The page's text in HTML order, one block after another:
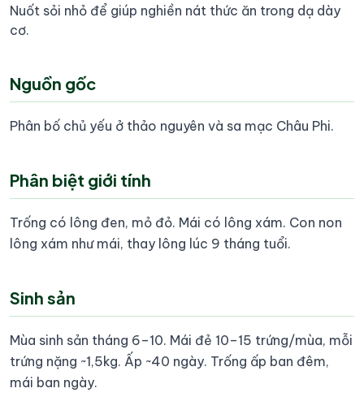
Nuốt sỏi nhỏ để giúp nghiền nát thức ăn trong dạ dày
cơ.
Nguồn gốc
Phân bố chủ yếu ở thảo nguyên và sa mạc Châu Phi.
Phân biệt giới tính
Trống có lông đen, mỏ đỏ. Mái có lông xám. Con non
lông xám như mái, thay lông lúc 9 tháng tuổi.
Sinh sản
Mùa sinh sản tháng 6–10. Mái đẻ 10–15 trứng/mùa, mỗi
trứng nặng ~1,5kg. Ấp ~40 ngày. Trống ấp ban đêm,
mái ban ngày.